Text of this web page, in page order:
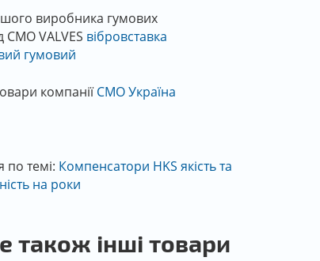
виробника гумових
СМО VALVES вібровставка
гумовий
компаніїСМО Україна
по темі: Компенсатори HKS якість та
на роки
також інші товари